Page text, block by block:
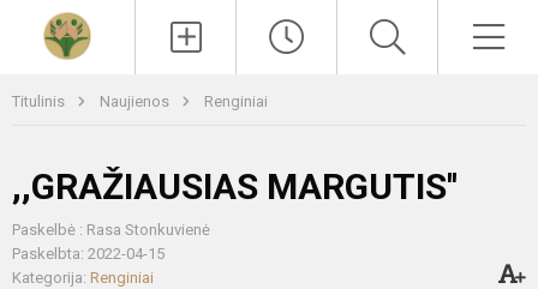
Titulinis Naujienos Renginiai
,,GRAŽIAUSIAS MARGUTIS''
Paskelbė : Rasa Stonkuvienė
Paskelbta: 2022-04-15
Kategorija: Renginiai